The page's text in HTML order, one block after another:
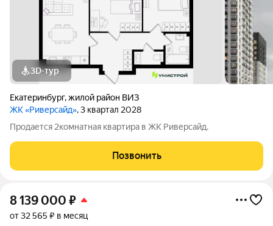
3D-тур
Екатеринбург,жилой район ВИЗ
ЖК «Риверсайд», 3 квартал 2028
Продается 2комнатная квартира в ЖК Риверсайд.
Позвонить
8 139 000 ₽
от 32 565 ₽ в месяц